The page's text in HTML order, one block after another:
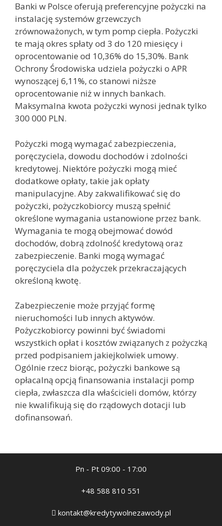
Banki w Polsce oferują preferencyjne pożyczki na
instalację systemów grzewczych
zrównoważonych, w tym pomp ciepła. Pożyczki
te mają okres spłaty od 3 do 120 miesięcy i
oprocentowanie od 10,36% do 15,30%. Bank
Ochrony Środowiska udziela pożyczki o APR
wynoszącej 6,11%, co stanowi niższe
oprocentowanie niż w innych bankach.
Maksymalna kwota pożyczki wynosi jednak tylko
300 000 PLN.
Pożyczki mogą wymagać zabezpieczenia,
poręczyciela, dowodu dochodów i zdolności
kredytowej. Niektóre pożyczki mogą mieć
dodatkowe opłaty, takie jak opłaty
manipulacyjne. Aby zakwalifikować się do
pożyczki, pożyczkobiorcy muszą spełnić
określone wymagania ustanowione przez bank.
Wymagania te mogą obejmować dowód
dochodów, dobrą zdolność kredytową oraz
zabezpieczenie. Banki mogą wymagać
poręczyciela dla pożyczek przekraczających
określoną kwotę.
Zabezpieczenie może przyjąć formę
nieruchomości lub innych aktywów.
Pożyczkobiorcy powinni być świadomi
wszystkich opłat i kosztów związanych z pożyczką
przed podpisaniem jakiejkolwiek umowy.
Ogólnie rzecz biorąc, pożyczki bankowe są
opłacalną opcją finansowania instalacji pomp
ciepła, zwłaszcza dla właścicieli domów, którzy
nie kwalifikują się do rządowych dotacji lub
dofinansowań.
Pn - Pt 09:00 - 17:00
+48 588 810 551
kontakt@kredytywolnezawody.pl